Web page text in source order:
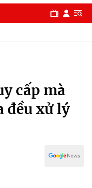
cấp mà
đều xử lý